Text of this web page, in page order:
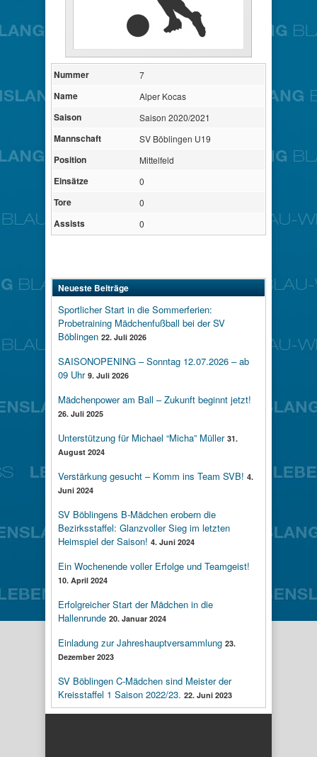
Nummer 7
Name Alper Kocas
Saison Saison 2020/2021
Mannschaft SV Böblingen U19
Position Mittelfeld
Einsätze 0
Tore 0
Assists 0
Neueste Beiträge
Sportlicher Start in die Sommerferien:
Probetraining Mädchenfußball bei der SV
Böblingen 22. Juli 2026
SAISONOPENING – Sonntag 12.07.2026 – ab
09 Uhr 9. Juli 2026
Mädchenpower am Ball – Zukunft beginnt jetzt!
26. Juli 2025
Unterstützung für Michael “Micha” Müller 31.
August 2024
Verstärkung gesucht – Komm ins Team SVB! 4.
Juni 2024
SV Böblingens B-Mädchen erobern die
Bezirksstaffel: Glanzvoller Sieg im letzten
Heimspiel der Saison! 4. Juni 2024
Ein Wochenende voller Erfolge und Teamgeist!
10. April 2024
Erfolgreicher Start der Mädchen in die
Hallenrunde 20. Januar 2024
Einladung zur Jahreshauptversammlung 23.
Dezember 2023
SV Böblingen C-Mädchen sind Meister der
Kreisstaffel 1 Saison 2022/23. 22. Juni 2023